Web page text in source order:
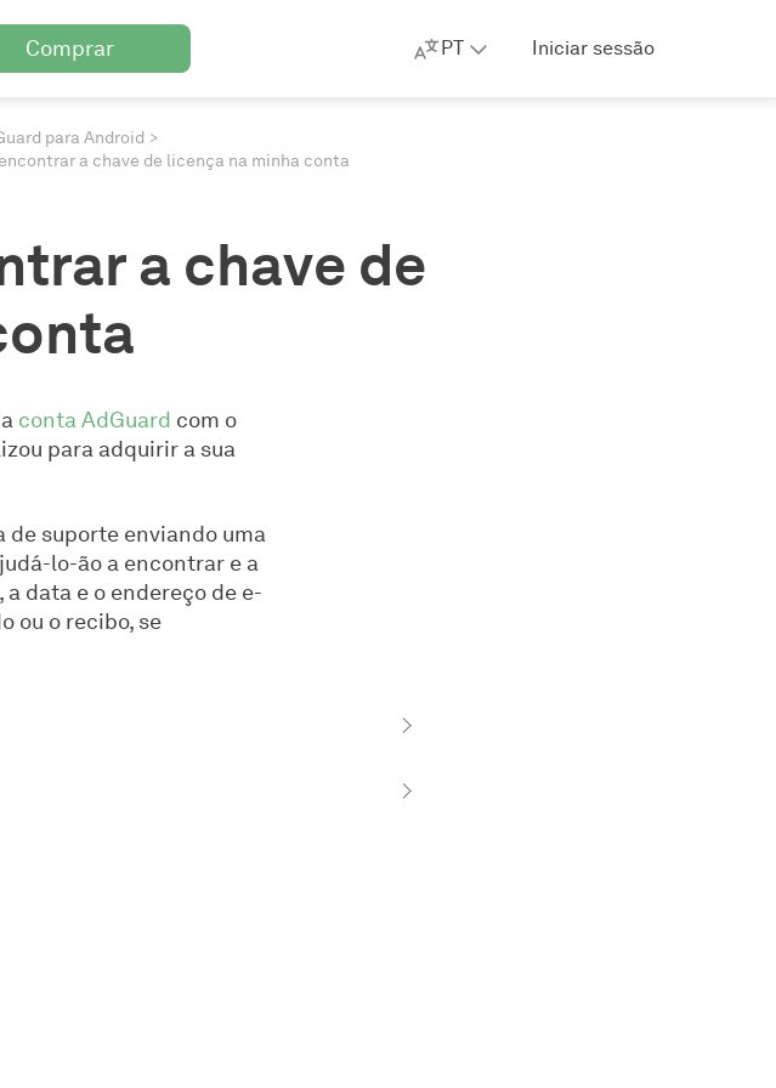
Comprar PT Iniciar sessão
para Android
a chave de licença na minha conta
a chave de
conta AdGuard com o
para adquirir a sua
de suporte enviando uma
lo-ão a encontrar e a
data e o endereço de e-
ou o recibo, se